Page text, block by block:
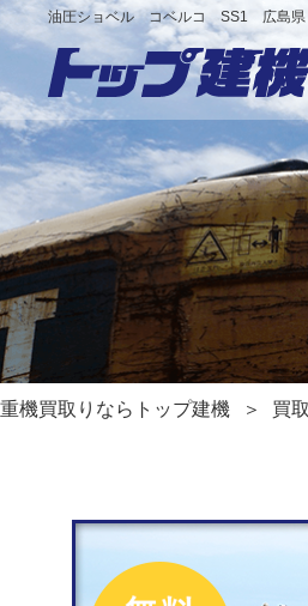
油圧ショベル コベルコ SS1 広島県
重機買取りならトップ建機 買